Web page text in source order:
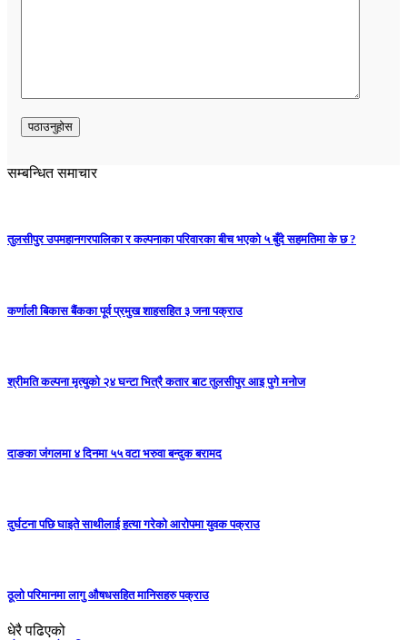
सम्बन्धित समाचार
तुलसीपुर उपमहानगरपालिका र कल्पनाका परिवारका बीच भएको ५ बुँदे सहमतिमा के छ ?
कर्णाली बिकास बैंकका पूर्व प्रमुख शाहसहित ३ जना पक्राउ
श्रीमति कल्पना मृत्युको २४ घन्टा भित्रै कतार बाट तुलसीपुर आइ पुगे मनोज
दाङका जंगलमा ४ दिनमा ५५ वटा भरुवा बन्दुक बरामद
दुर्घटना पछि घाइते साथीलाई हत्या गरेको आरोपमा युवक पक्राउ
ठूलो परिमानमा लागु औषधसहित मानिसहरु पक्राउ
धेरै पढिएको